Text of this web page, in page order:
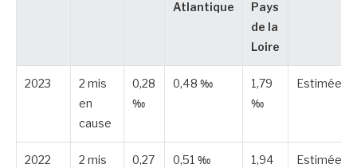
Atlantique
Pays
de la
Loire
2023
2 mis
en
cause
0,28
‰
0,48 ‰
1,79
‰
Estimée
2022
2 mis
0,27
0,51 ‰
1,94
Estimée